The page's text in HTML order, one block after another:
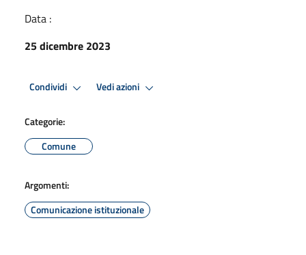
Data :
25 dicembre 2023
Condividi Vedi azioni
Categorie:
Comune
Argomenti:
Comunicazione istituzionale